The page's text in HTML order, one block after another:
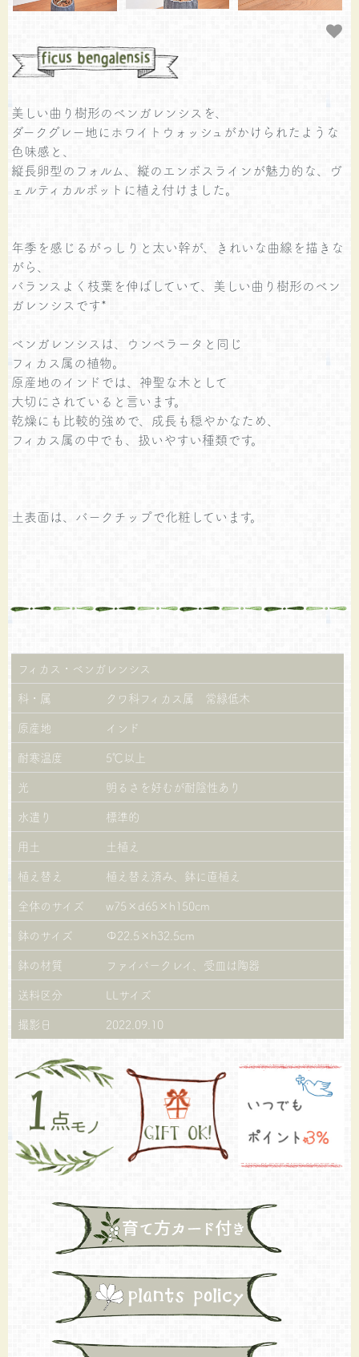
美しい曲り樹形のベンガレンシスを、
ダークグレー地にホワイトウォッシュがかけられたような
色味感と、
縦長卵型のフォルム、縦のエンボスラインが魅力的な、ヴ
ェルティカルポットに植え付けました。
年季を感じるがっしりと太い幹が、きれいな曲線を描きな
がら、
バランスよく枝葉を伸ばしていて、美しい曲り樹形のベン
ガレンシスです*
ベンガレンシスは、ウンベラータと同じ
フィカス属の植物。
原産地のインドでは、神聖な木として
大切にされていると言います。
乾燥にも比較的強めで、成長も穏やかなため、
フィカス属の中でも、扱いやすい種類です。
土表面は、バークチップで化粧しています。
フィカス・ベンガレンシス
科・属
クワ科フィカス属 常緑低木
原産地
インド
耐寒温度
5℃以上
光
明るさを好むが耐陰性あり
水遣り
標準的
用土
土植え
植え替え
植え替え済み、鉢に直植え
全体のサイズ
w75×d65×h150cm
鉢のサイズ
Φ22.5×h32.5cm
鉢の材質
ファイバークレイ、受皿は陶器
送料区分
LLサイズ
撮影日
2022.09.10